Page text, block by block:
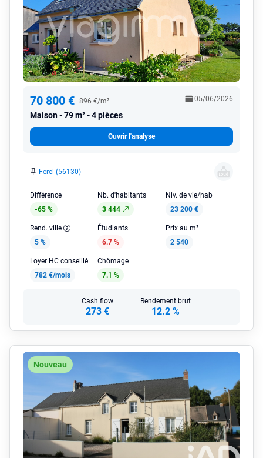
70 800 € 896 €/m²
Maison 79 m² - 4 pièces
05/06/2026
Ouvrir l'analyse
Ferel (56130)
Différence
-65 %
Nb. d'habitants
3 444
Niv. de vie/hab
23 200 €
Rend. ville
5 %
Étudiants
6.7 %
Prix au m²
2 540
Loyer HC conseillé
782 €/mois
Chômage
7.1 %
Cash flow
273 €
Rendement brut
12.2 %
Nouveau